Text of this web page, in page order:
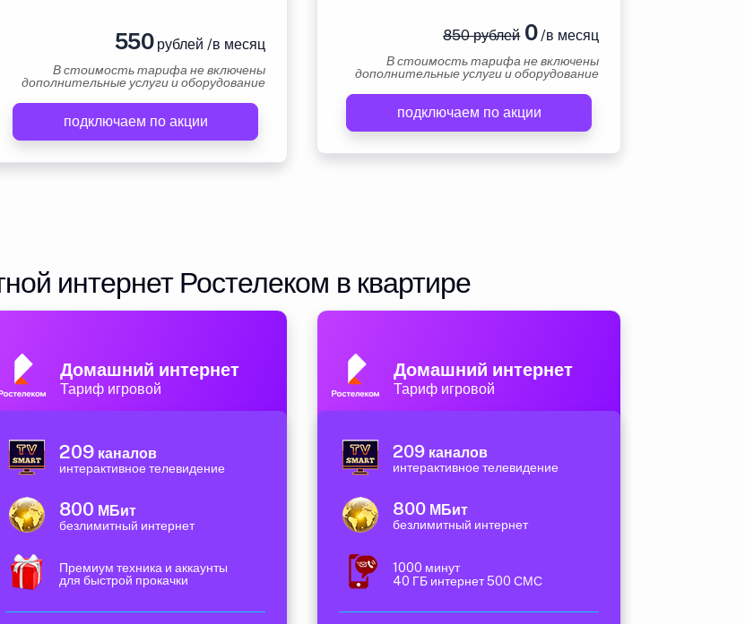
550рублей /в месяц
В стоимость тарифа не включены
дополнительные услуги и оборудование
подключаем по акции
850 рублей0/в месяц
В стоимость тарифа не включены
дополнительные услуги и оборудование
подключаем по акции
интернет Ростелеком в квартире
Домашний интернет
Тариф игровой
209 каналов
интерактивное телевидение
800 МБит
безлимитный интернет
Премиум техника и аккаунты
для быстрой прокачки
Домашний интернет
Тариф игровой
209 каналов
интерактивное телевидение
800 МБит
безлимитный интернет
1000 минут
40 ГБ интернет 500 СМС